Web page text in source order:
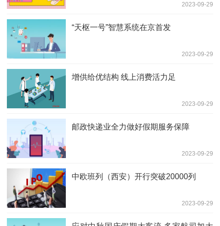
2023-09-29
“天枢一号”智慧系统在京首发
2023-09-29
增供给优结构 线上消费活力足
2023-09-29
邮政快递业全力做好假期服务保障
2023-09-29
中欧班列（西安）开行突破20000列
2023-09-29